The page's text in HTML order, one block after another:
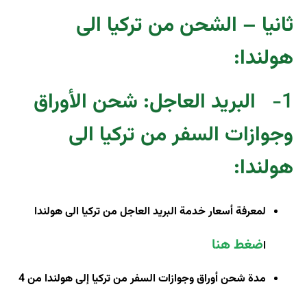
ثانيا – الشحن من تركيا الى
هولندا:
1-
البريد العاجل: شحن الأوراق
وجوازات السفر من تركيا الى
هولندا:
لمعرفة أسعار خدمة البريد العاجل من تركيا الى هولندا
اضغط هنا
مدة شحن أوراق وجوازات السفر من تركيا إلى هولندا من 4